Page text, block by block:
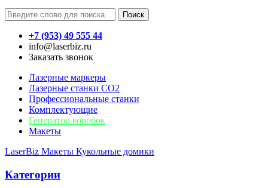
Поиск
+7 (953) 49 555 44
info@laserbiz.ru
Заказать звонок
Лазерные маркеры
Лазерные станки CO2
Профессиональные станки
Комплектующие
Генератор коробок
Макеты
LaserBiz Макеты Кукольные домики
Категории